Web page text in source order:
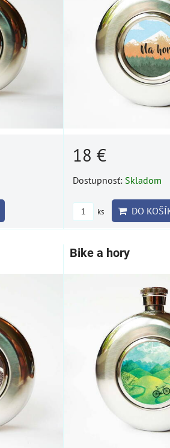
18 €
Dostupnosť: Skladom
ks DO
Bike a hory